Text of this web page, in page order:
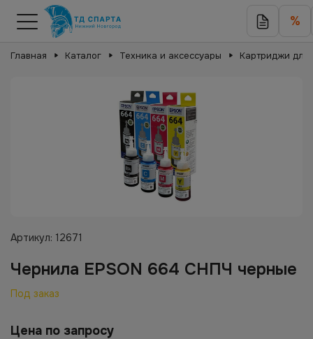
%
Главная Каталог Техника и аксессуары Картриджи для
Артикул: 12671
Чернила EPSON 664 СНПЧ черные
Под заказ
Цена по запросу